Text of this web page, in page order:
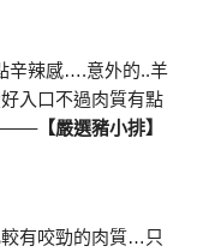
辛辣感….意外的..羊
入口不過肉質有點
【嚴選豬小排】
有咬勁的肉質…只